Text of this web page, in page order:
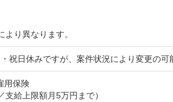
り異なります。
祝日休みですが、案件状況により変更の可
用保険
給上限額月5万円まで）